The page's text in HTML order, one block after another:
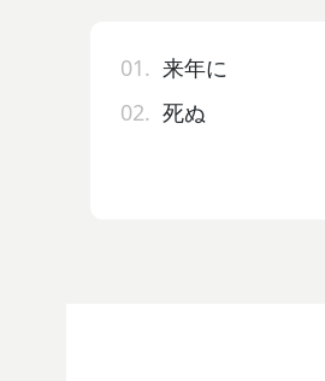
01. 来年に
02. 死ぬ